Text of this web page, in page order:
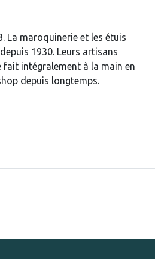
La maroquinerie et les étuis
1930. Leurs artisans
intégralement à la main en
depuis longtemps.